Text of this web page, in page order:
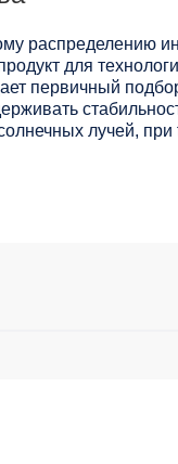
распределению
для
первичный
лучей, при